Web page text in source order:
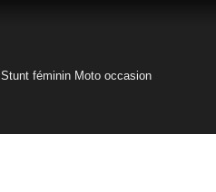
Stunt féminin Moto occasion